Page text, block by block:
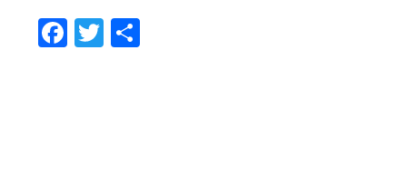
Facebook
Twitter